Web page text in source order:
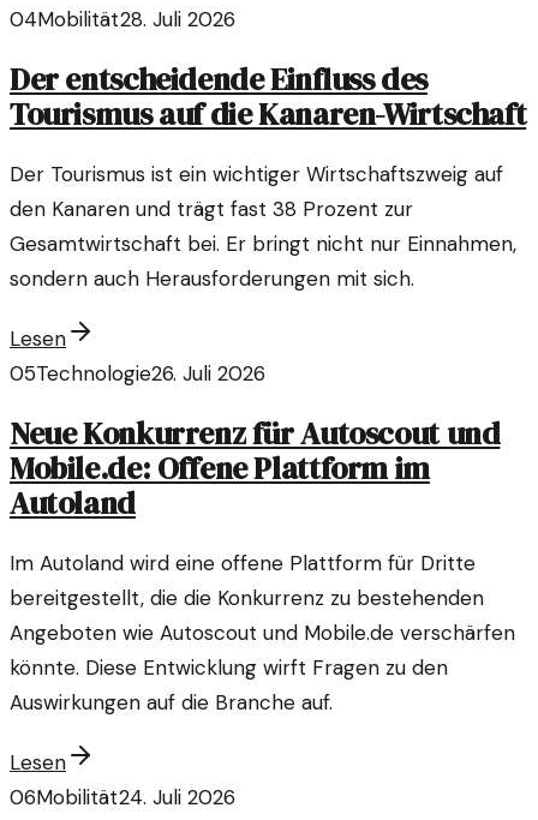
04Mobilität28. Juli 2026
Der entscheidende Einfluss des
Tourismus auf die Kanaren-Wirtschaft
Der Tourismus ist ein wichtiger Wirtschaftszweig auf
den Kanaren und trägt fast 38 Prozent zur
Gesamtwirtschaft bei. Er bringt nicht nur Einnahmen,
sondern auch Herausforderungen mit sich.
Lesen
05Technologie26. Juli 2026
Neue Konkurrenz für Autoscout und
Mobile.de: Offene Plattform im
Autoland
Im Autoland wird eine offene Plattform für Dritte
bereitgestellt, die die Konkurrenz zu bestehenden
Angeboten wie Autoscout und Mobile.de verschärfen
könnte. Diese Entwicklung wirft Fragen zu den
Auswirkungen auf die Branche auf.
Lesen
06Mobilität24. Juli 2026